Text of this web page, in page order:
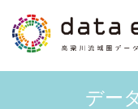
デー